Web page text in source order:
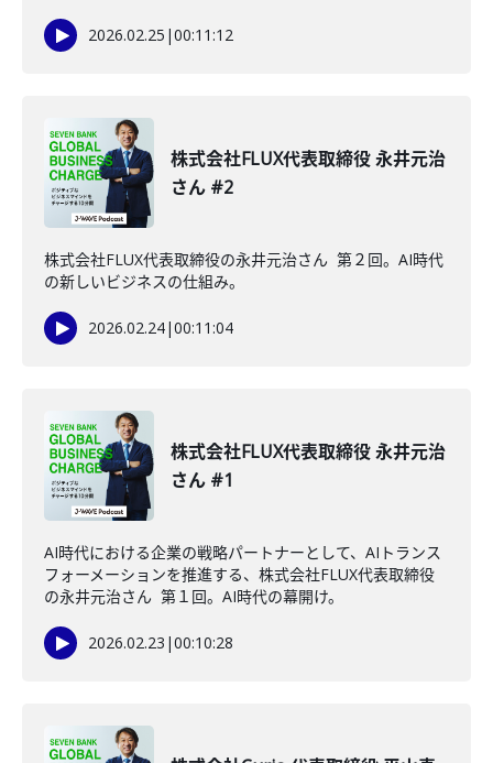
2026.02.25 |00:11:12
株式会社FLUX代表取締役 永井元治
さん #2
株式会社FLUX代表取締役の永井元治さん 第２回。AI時代
の新しいビジネスの仕組み。
2026.02.24|00:11:04
株式会社FLUX代表取締役 永井元治
さん #1
AI時代における企業の戦略パートナーとして、AIトランス
フォーメーションを推進する、株式会社FLUX代表取締役
の永井元治さん 第１回。AI時代の幕開け。
2026.02.23 |00:10:28